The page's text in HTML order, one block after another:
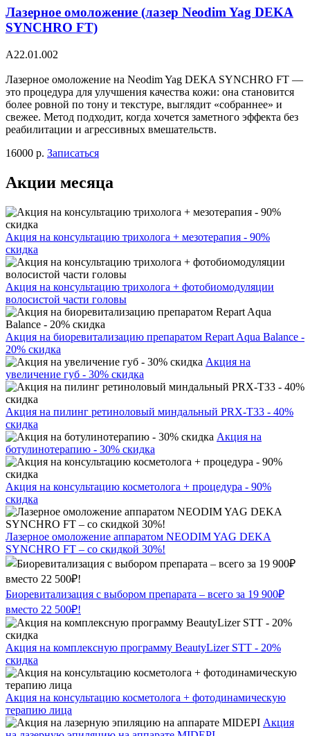
Лазерное омоложение (лазер Neodim Yag DEKA
SYNCHRO FT)
A22.01.002
Лазерное омоложение на Neodim Yag DEKA SYNCHRO FT —
это процедура для улучшения качества кожи: она становится
более ровной по тону и текстуре, выглядит «собраннее» и
свежее. Метод подходит, когда хочется заметного эффекта без
реабилитации и агрессивных вмешательств.
16000 р. Записаться
Акции месяца
Акция на консультацию трихолога + мезотерапия - 90%
скидка
Акция на консультацию трихолога + фотобиомодуляции
волосистой части головы
Акция на биоревитализацию препаратом Repart Aqua Balance -
20% скидка
Акция на
увеличение губ - 30% скидка
Акция на пилинг ретиноловый миндальный PRX-T33 - 40%
скидка
Акция на
ботулинотерапию - 30% скидка
Акция на консультацию косметолога + процедура - 90%
скидка
Лазерное омоложение аппаратом NEODIM YAG DEKA
SYNCHRO FT – со скидкой 30%!
Биоревитализация с выбором препарата – всего за 19 900₽
вместо 22 500₽!
Акция на комплексную программу BeautyLizer STT - 20%
скидка
Акция на консультацию косметолога + фотодинамическую
терапию лица
Акция